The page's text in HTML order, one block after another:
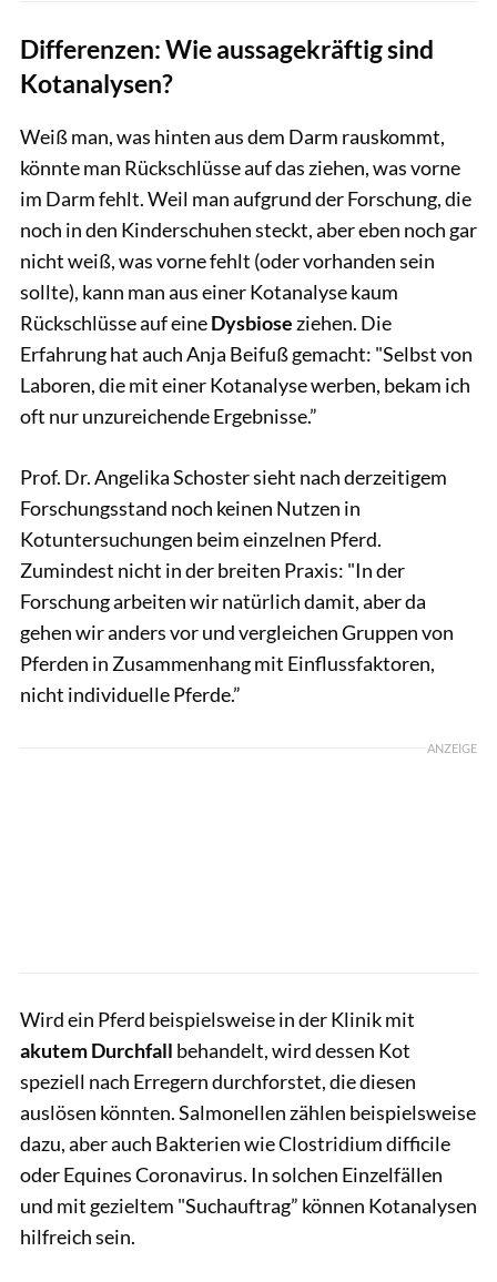
Differenzen: Wie aussagekräftig sind
Kotanalysen?
Weiß man, was hinten aus dem Darm rauskommt,
könnte man Rückschlüsse auf das ziehen, was vorne
im Darm fehlt. Weil man aufgrund der Forschung, die
noch in den Kinderschuhen steckt, aber eben noch gar
nicht weiß, was vorne fehlt (oder vorhanden sein
sollte), kann man aus einer Kotanalyse kaum
Rückschlüsse auf eineDysbioseziehen. Die
Erfahrung hat auch Anja Beifuß gemacht: "Selbst von
Laboren, die mit einer Kotanalyse werben, bekam ich
oft nur unzureichende Ergebnisse.”
Prof. Dr. Angelika Schoster sieht nach derzeitigem
Forschungsstand noch keinen Nutzen in
Kotuntersuchungen beim einzelnen Pferd.
Zumindest nicht in der breiten Praxis: "In der
Forschung arbeiten wir natürlich damit, aber da
gehen wir anders vor und vergleichen Gruppen von
Pferden in Zusammenhang mit Einflussfaktoren,
nicht individuelle Pferde.”
ANZEIGE
Wird ein Pferd beispielsweise in der Klinik mit
akutem Durchfall behandelt, wird dessen Kot
speziell nach Erregern durchforstet, die diesen
auslösen könnten. Salmonellen zählen beispielsweise
dazu, aber auch Bakterien wie Clostridium difficile
oder Equines Coronavirus. In solchen Einzelfällen
und mit gezieltem "Suchauftrag” können Kotanalysen
hilfreich sein.